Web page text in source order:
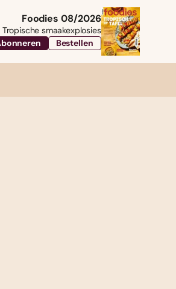
Foodies 08/2026
Tropische smaakexplosies
Bestellen